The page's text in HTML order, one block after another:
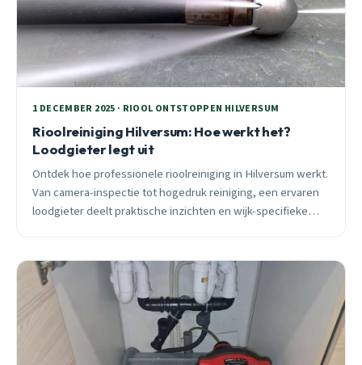
1 DECEMBER 2025 · RIOOL ONTSTOPPEN HILVERSUM
Rioolreiniging Hilversum: Hoe werkt het?
Loodgieter legt uit
Ontdek hoe professionele rioolreiniging in Hilversum werkt.
Van camera-inspectie tot hogedruk reiniging, een ervaren
loodgieter deelt praktische inzichten en wijk-specifieke